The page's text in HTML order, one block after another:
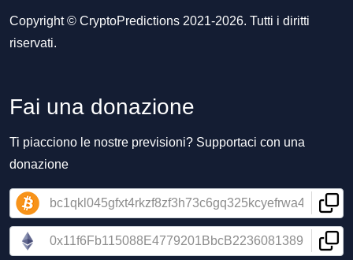
Copyright © CryptoPredictions 2021-2026. Tutti i diritti
riservati.
Fai una donazione
Ti piacciono le nostre previsioni? Supportaci con una
donazione